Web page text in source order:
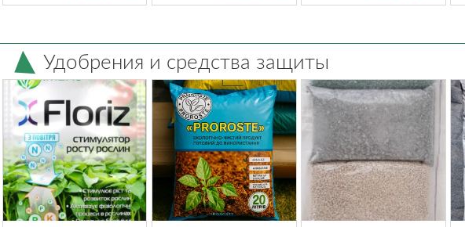
Удобрения и средства защиты